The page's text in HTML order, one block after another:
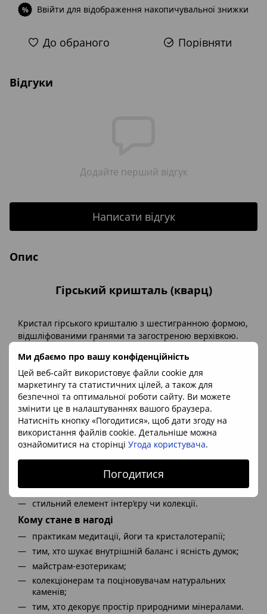
Ми дбаємо про вашу конфіденційність
Цей веб-сайт використовує файли cookie для
маркетингу та статистичних цілей, а також для
безпечної та оптимальної роботи сайту. Ви можете
змінити це в налаштуваннях вашого браузера.
Натисніть кнопку «Погодитися», щоб дати згоду на
використання файлів cookie. Детальніше можна
ознайомитися на сторінці Угода користувача.
Погодитися
% Ввійти для відображення накопичувальної знижки
До обраного Порівняти
Відгуки
Додайте перший відгук
Написати відгук
Опис
Гірський кришталь (кварц)
Кристал гірського кришталю з шестигранною формою,
відшліфованими гранями та загостреною верхівкою.
Камінь напівпрозорий, всередині видно природні
включення та легкі «хмарки», які створюють виразний
внутрішній малюнок. Завдяки блиску та чистоті
кришталь виглядає світлим, немов застигла крапля
льоду.
Як використовувати
для медитацій та концентрації уваги;
очищення простору та енергетики;
гармонізація емоційного стану;
як підсилювач енергії для інших каменів і прикрас;
стильний елемент інтер’єру чи колекції.
Кому стане в нагоді
практикам медитації, йоги та кристалотерапії;
тим, хто шукає внутрішній баланс і ясність думок;
майстрам-езотерикам;
колекціонерам та поціновувачам натуральних
каменів;
тим, хто декорує простір природними мінералами.